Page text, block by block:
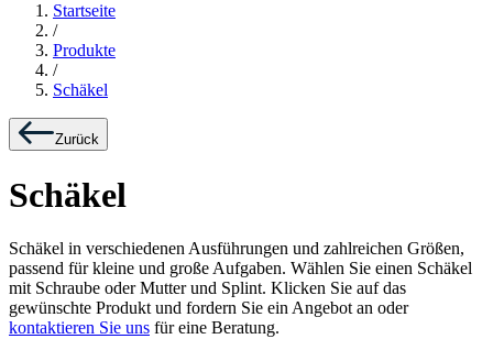
Startseite
/
Produkte
/
Schäkel
Zurück
Schäkel
Schäkel in verschiedenen Ausführungen und zahlreichen Größen,
passend für kleine und große Aufgaben. Wählen Sie einen Schäkel
mit Schraube oder Mutter und Splint. Klicken Sie auf das
gewünschte Produkt und fordern Sie ein Angebot an oder
kontaktieren Sie uns für eine Beratung.